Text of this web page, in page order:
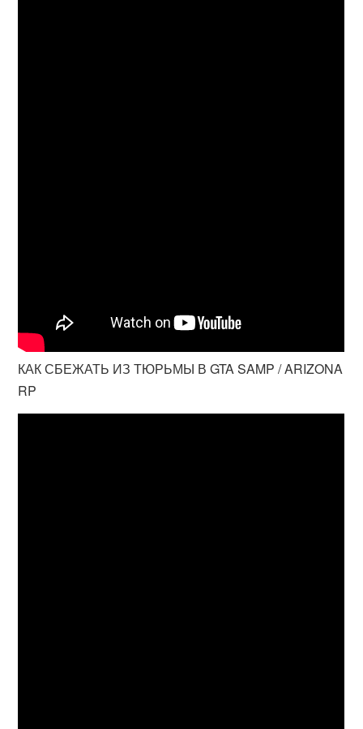
КАК СБЕЖАТЬ ИЗ ТЮРЬМЫ В GTA SAMP / ARIZONA
RP